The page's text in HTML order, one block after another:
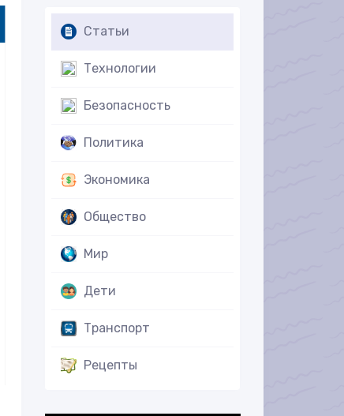
Статьи
Технологии
Безопасность
Политика
Экономика
Общество
Мир
Дети
Транспорт
Рецепты